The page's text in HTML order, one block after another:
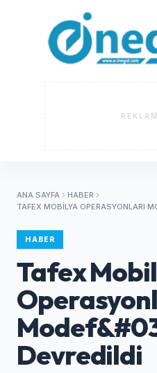
ANA SAYFA
HABER
TAFEX MOBILYA OPERASYONLARI
HABER
Tafex
Devredildi